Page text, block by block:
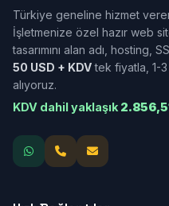
Türkiye geneline hizmet
İşletmenize özel hazır web
tasarımını alan adı, hosting,
50 USD + KDVtek fiyatla, 1-
alıyoruz.
KDV dahil yaklaşık